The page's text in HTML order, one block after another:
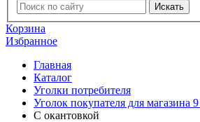
Искать
Корзина
Избранное
Главная
Каталог
Уголки потребителя
Уголок покупателя для магазина
C окантовкой